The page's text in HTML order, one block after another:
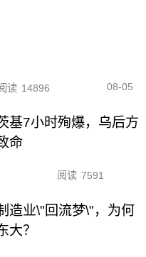
读 14896 08-05
基7小时殉爆，乌后方
命
阅读 7591
造业\"回流梦\"，为何
大？